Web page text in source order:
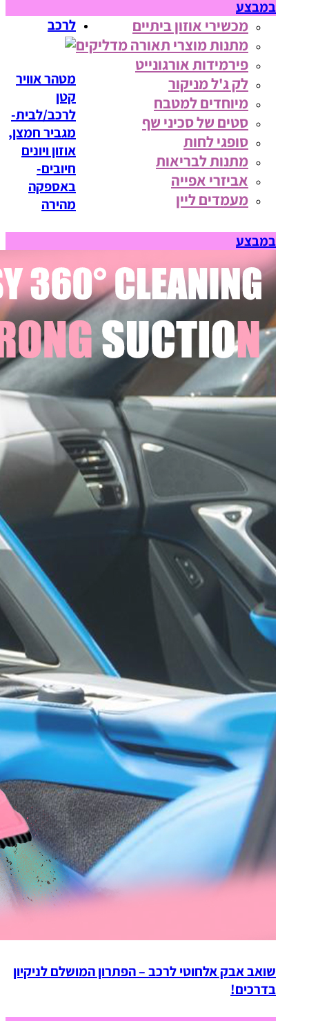
במבצע
מכשירי אוזון ביתיים
מתנות מוצרי תאורה מדליקים
פירמידות אורגונייט
לק ג'ל מניקור
מיוחדים למטבח
סטים של סכיני שף
סופגי לחות
מתנות לבריאות
אביזרי אפייה
מעמדים ליין
לרכב
מטהר אוויר
קטן
לרכב/לבית-
מגביר חמצן,
אוזון ויונים
חיובים-
באספקה
מהירה
במבצע
שואב אבק אלחוטי לרכב – הפתרון המושלם לניקיון
בדרכים!